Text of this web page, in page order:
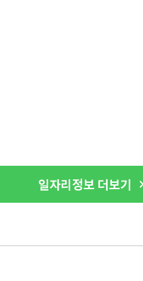
일자리정보 더보기